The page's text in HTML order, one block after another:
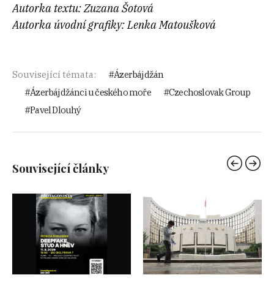
Autorka textu: Zuzana Šotová
Autorka úvodní grafiky: Lenka Matoušková
Související témata:
Ázerbájdžán
Ázerbájdžánci u českého moře
Czechoslovak Group
Pavel Dlouhý
Související články